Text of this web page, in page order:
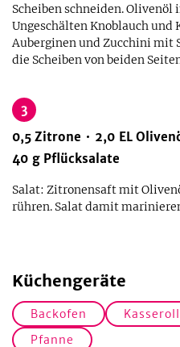
Scheiben schneiden.
Ungeschälten Knoblauch und
Auberginen und Zucchini mit
die Scheiben von beiden
3
0,5 Zitrone 2,0 EL
40 g Pflücksalate
Salat: Zitronensaft mit
rühren. Salat damit
Küchengeräte
Backofen
Pfanne